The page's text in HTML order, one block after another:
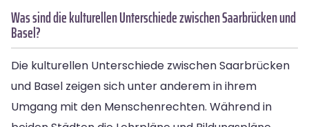
Was sind die kulturellen Unterschiede zwischen Saarbrücken und
Basel?
Die kulturellen Unterschiede zwischen Saarbrücken
und Basel zeigen sich unter anderem in ihrem
Umgang mit den Menschenrechten. Während in